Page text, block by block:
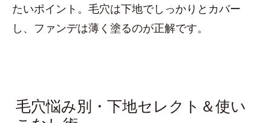
たいポイント。毛穴は下地でしっかりとカバー
し、ファンデは薄く塗るのが正解です。
毛穴悩み別・下地セレクト＆使い